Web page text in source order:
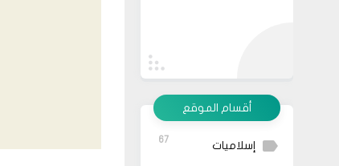
أقسام الموقع
إسلاميات 67